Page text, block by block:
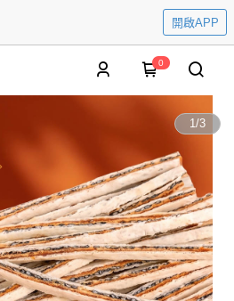
開啟APP
0
1/3